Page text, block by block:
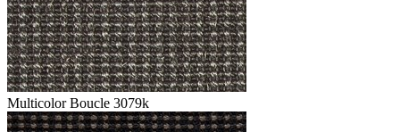
Multicolor Boucle 3079k